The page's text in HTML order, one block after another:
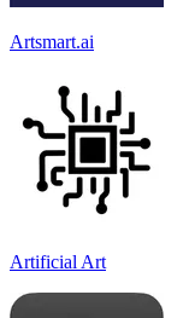
Artsmart.ai
Artificial Art